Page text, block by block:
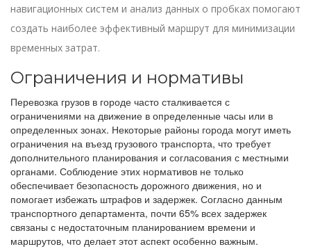
навигационных систем и анализ данных о пробках помогают
создать наиболее эффективный маршрут для минимизации
временных затрат.
Ограничения и нормативы
Перевозка грузов в городе часто сталкивается с
ограничениями на движение в определенные часы или в
определенных зонах. Некоторые районы города могут иметь
ограничения на въезд грузового транспорта, что требует
дополнительного планирования и согласования с местными
органами. Соблюдение этих нормативов не только
обеспечивает безопасность дорожного движения, но и
помогает избежать штрафов и задержек. Согласно данным
транспортного департамента, почти 65% всех задержек
связаны с недостаточным планированием времени и
маршрутов, что делает этот аспект особенно важным.